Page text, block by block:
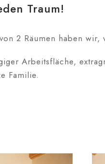
Traum!
2 Räumen haben
Arbeitsfläche,
Familie.